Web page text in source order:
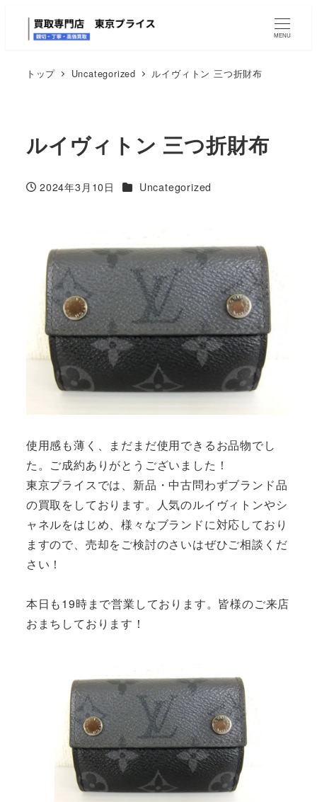
MENU
トップ Uncategorized ルイヴィトン 三つ折財布
ルイヴィトン 三つ折財布
投稿日
2024年3月10日 カテゴリー
Uncategorized
使用感も薄く、まだまだ使用できるお品物でし
た。ご成約ありがとうございました！
東京プライスでは、新品・中古問わずブランド品
の買取をしております。人気のルイヴィトンやシ
ャネルをはじめ、様々なブランドに対応しており
ますので、売却をご検討のさいはぜひご相談くだ
さい！
本日も19時まで営業しております。皆様のご来店
おまちしております！